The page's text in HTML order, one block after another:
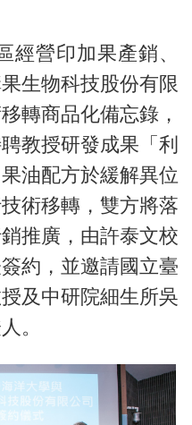
營印加果產銷、
生物科技股份有限
轉商品化備忘錄，
教授研發成果「利
油配方於緩解異位
術移轉，雙方將落
推廣，由許泰文校
約，並邀請國立臺
及中研院細生所吳
。